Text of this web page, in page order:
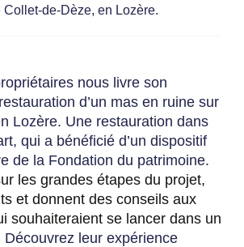
de-Dèze, en Lozère.
nous livre son
d’un mas en ruine sur
Lozère. Une restauration dans
qui a bénéficié d’un dispositif
de la Fondation du patrimoine.
les grandes étapes du projet,
et donnent des conseils aux
souhaiteraient se lancer dans un
Découvrez leur expérience